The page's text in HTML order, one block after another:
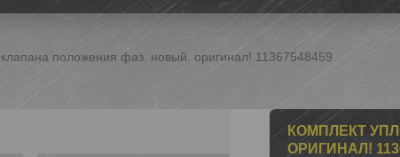
положения фаз. новый. оригинал! 11367548459
КОМПЛЕКТ
ОРИГИНАЛ!